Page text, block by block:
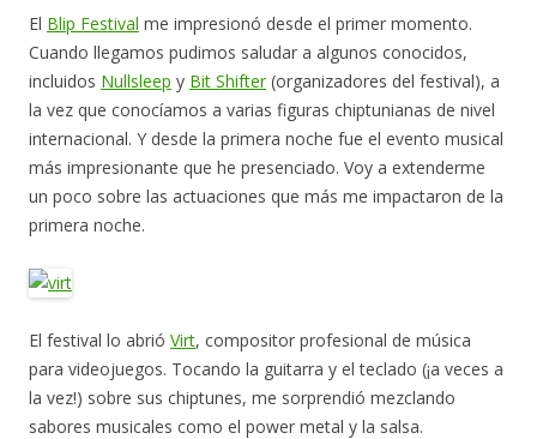
El Blip Festival me impresionó desde el primer momento.
Cuando llegamos pudimos saludar a algunos conocidos,
incluidos Nullsleep y Bit Shifter(organizadores del festival), a
la vez que conocíamos a varias figuras chiptunianas de nivel
internacional. Y desde la primera noche fue el evento musical
más impresionante que he presenciado. Voy a extenderme
un poco sobre las actuaciones que más me impactaron de la
primera noche.
El festival lo abrió Virt, compositor profesional de música
para videojuegos. Tocando la guitarra y el teclado (¡a veces a
la vez!) sobre sus chiptunes, me sorprendió mezclando
sabores musicales como el power metal y la salsa.